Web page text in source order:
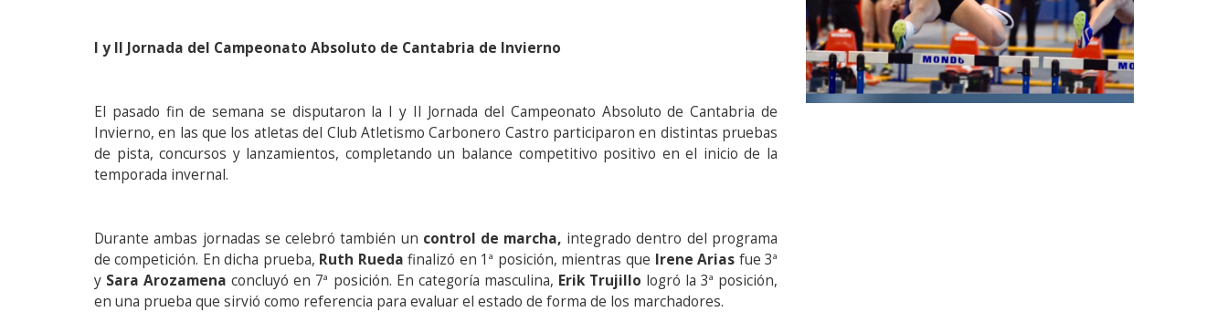
I y II Jornada del Campeonato Absoluto de Cantabria de Invierno
El pasado fin de semana se disputaron la I y II Jornada del Campeonato Absoluto de Cantabria de
Invierno, en las que los atletas del Club Atletismo Carbonero Castro participaron en distintas pruebas
de pista, concursos y lanzamientos, completando un balance competitivo positivo en el inicio de la
temporada invernal.
Durante ambas jornadas se celebró también un control de marcha, integrado dentro del programa
de competición. En dicha prueba, Ruth Rueda finalizó en 1ª posición, mientras que Irene Arias fue 3ª
y Sara Arozamena concluyó en 7ª posición. En categoría masculina, Erik Trujillo logró la 3ª posición,
en una prueba que sirvió como referencia para evaluar el estado de forma de los marchadores.